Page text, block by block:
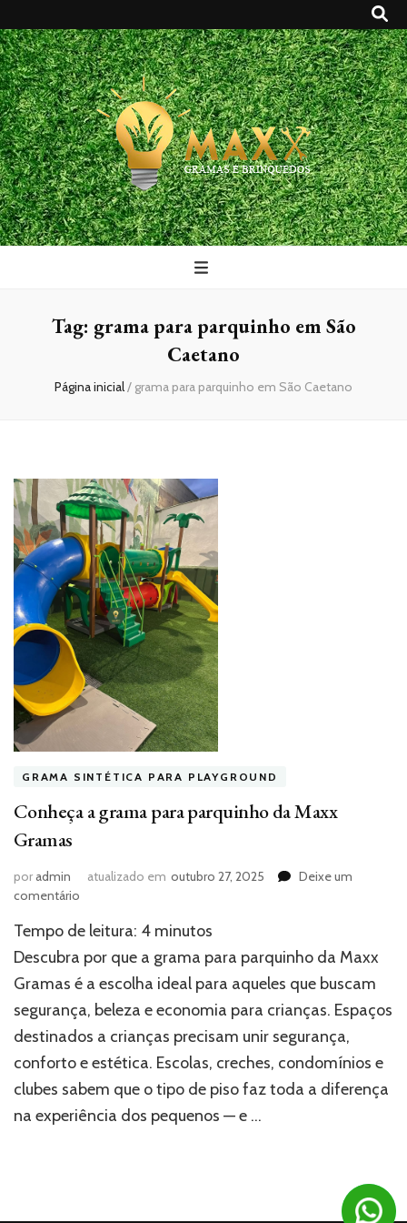
Maxx Gramas
Blog
Tag: grama para parquinho em São
Caetano
Página inicial/ grama para parquinho em São Caetano
GRAMA SINTÉTICA PARA PLAYGROUND
Conheça a grama para parquinho da Maxx
Gramas
poradmin atualizado em outubro 27, 2025
Deixe um
comentário
a
grama
para
parquinho
da
Gramas
Tempo de leitura: 4 minutos
Descubra por que a grama para parquinho da Maxx
Gramas é a escolha ideal para aqueles que buscam
segurança, beleza e economia para crianças. Espaços
destinados a crianças precisam unir segurança,
conforto e estética. Escolas, creches, condomínios e
clubes sabem que o tipo de piso faz toda a diferença
na experiência dos pequenos — e …